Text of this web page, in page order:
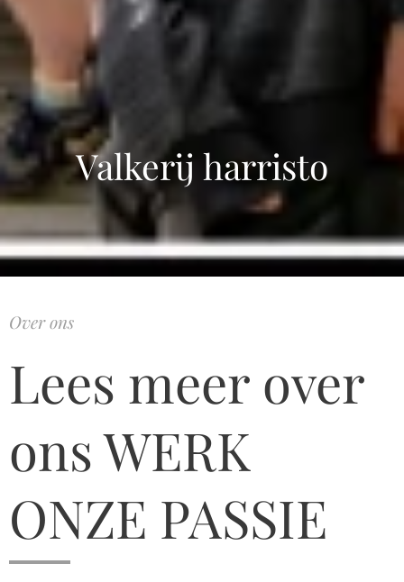
Valkerij harristo
Over ons
Lees meer over
ons WERK
ONZE PASSIE